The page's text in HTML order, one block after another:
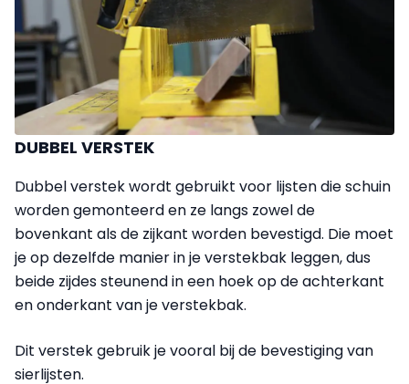
DUBBEL VERSTEK
Dubbel verstek wordt gebruikt voor lijsten die schuin
worden gemonteerd en ze langs zowel de
bovenkant als de zijkant worden bevestigd. Die moet
je op dezelfde manier in je verstekbak leggen, dus
beide zijdes steunend in een hoek op de achter­kant
en onderkant van je verstekbak.
Dit verstek gebruik je vooral bij de bevestiging van
sierlijsten.